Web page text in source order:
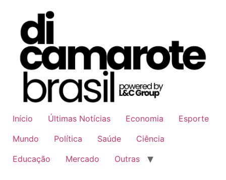
conteúdo
Início Últimas Notícias Economia
Esporte
Mundo
Política Saúde
Ciência
Educação
Mercado Outras